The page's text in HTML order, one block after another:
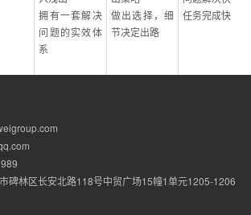
拥有一套解决
问题的实效体
系
做出选择，细
节决定出路
任务完成快
碑林区长安北路118号中贸广场15幢1单元1205-1206